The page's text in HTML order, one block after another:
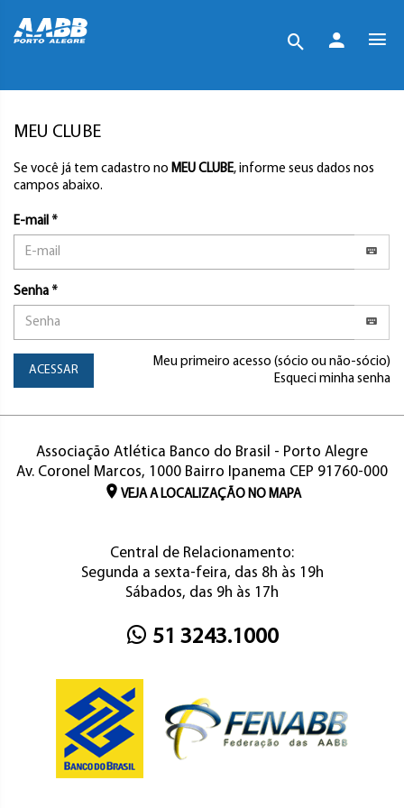
MEU CLUBE
Se você já tem cadastro no MEU CLUBE, informe seus dados nos
campos abaixo.
E-mail *
Senha *
ACESSAR
Meu primeiro acesso (sócio ou não-sócio)
Esqueci minha senha
Associação Atlética Banco do Brasil - Porto Alegre
Av. Coronel Marcos, 1000 Bairro Ipanema CEP 91760-000
VEJA A LOCALIZAÇÃO NO MAPA
Central de Relacionamento:
Segunda a sexta-feira, das 8h às 19h
Sábados, das 9h às 17h
51 3243.1000